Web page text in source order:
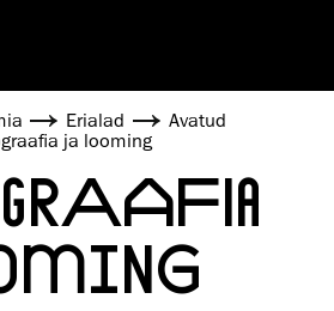
Erialad
Avatud
ja looming